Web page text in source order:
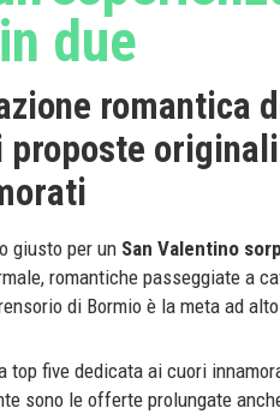
due
romantica
proposte
giusto per un San Valentino
romantiche passeggiate a
di Bormio è la meta ad
top five dedicata ai cuori
sono le offerte prolungate